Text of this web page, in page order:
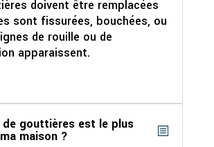
doivent être remplacées
sont fissurées, bouchées, ou
de rouille ou de
apparaissent.
de gouttières est le plus
maison ?